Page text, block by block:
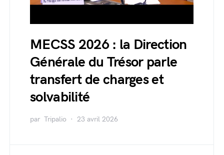
MECSS 2026 : la Direction
Générale du Trésor parle
transfert de charges et
solvabilité
par Tripalio 23 avril 2026